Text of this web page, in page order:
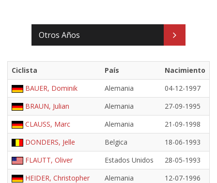
Otros Años
Ciclista País
Nacimiento
BAUER, Dominik
Alemania
04-12-1997
BRAUN, Julian
Alemania
27-09-1995
CLAUSS, Marc
Alemania
21-09-1998
DONDERS, Jelle
Belgica
18-06-1993
FLAUTT, Oliver
Estados Unidos
28-05-1993
HEIDER, Christopher
Alemania
12-07-1996